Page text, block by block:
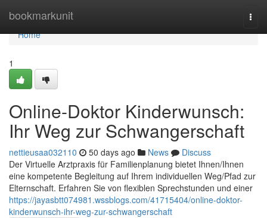
bookmarkunit
Home
Home
1
Online-Doktor Kinderwunsch:
Ihr Weg zur Schwangerschaft
nettieusaa032110 50 days ago News
Discuss
Der Virtuelle Arztpraxis für Familienplanung bietet Ihnen/Ihnen
eine kompetente Begleitung auf Ihrem individuellen Weg/Pfad zur
Elternschaft. Erfahren Sie von flexiblen Sprechstunden und einer
https://jayasbtt074981.wssblogs.com/41715404/online-doktor-
kinderwunsch-ihr-weg-zur-schwangerschaft